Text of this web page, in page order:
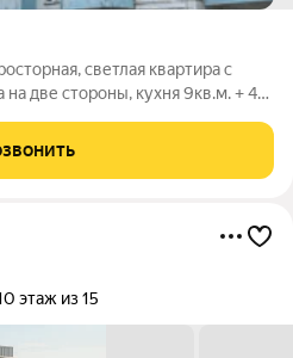
светлая квартира с
две стороны, кухня 9кв.м. + 4
просмотр по предварительной
этаж из 15